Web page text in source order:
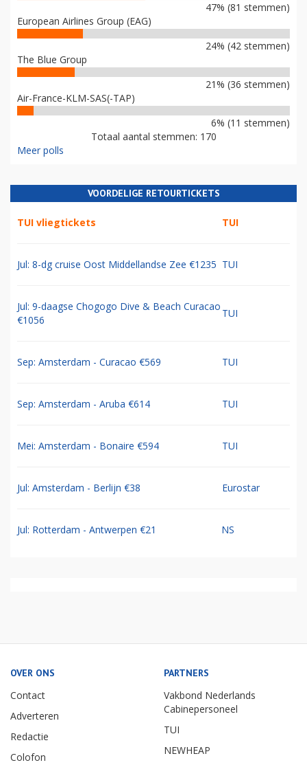
47% (81 stemmen)
European Airlines Group (EAG)
24% (42 stemmen)
The Blue Group
21% (36 stemmen)
Air-France-KLM-SAS(-TAP)
6% (11 stemmen)
Totaal aantal stemmen: 170
Meer polls
VOORDELIGE RETOURTICKETS
TUI vliegtickets TUI
Jul: 8-dg cruise Oost Middellandse Zee €1235 TUI
Jul: 9-daagse Chogogo Dive & Beach Curacao
€1056
TUI
Sep: Amsterdam - Curacao €569 TUI
Sep: Amsterdam - Aruba €614 TUI
Mei: Amsterdam - Bonaire €594 TUI
Jul: Amsterdam - Berlijn €38 Eurostar
Jul: Rotterdam - Antwerpen €21 NS
OVER ONS
Contact
Adverteren
Redactie
Colofon
PARTNERS
Vakbond Nederlands
Cabinepersoneel
TUI
NEWHEAP